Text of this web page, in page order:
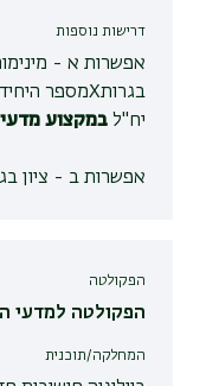
דרישות נוספות
יח"ל במקצוע
אפשרות ב - ציון בגרות
הפקולטה
הפקולטה למדעי
המחלקה/תוכנית